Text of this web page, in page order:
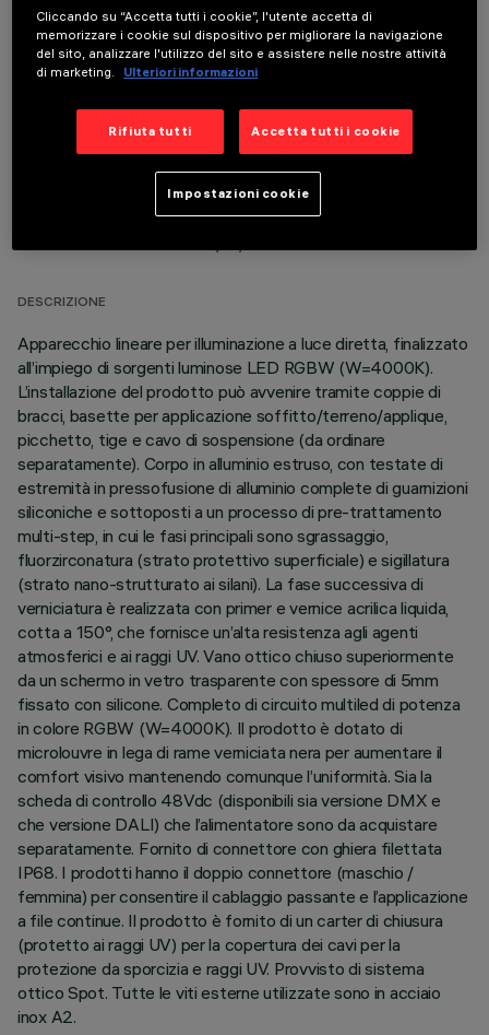
COMPONENTI OPZIONALI
DATI TECNICI
ULTIMO AGGIORNAMENTO: 06/08/2026
DESCRIZIONE
Apparecchio lineare per illuminazione a luce diretta, finalizzato
all’impiego di sorgenti luminose LED RGBW (W=4000K).
L’installazione del prodotto può avvenire tramite coppie di
bracci, basette per applicazione soffitto/terreno/applique,
picchetto, tige e cavo di sospensione (da ordinare
separatamente). Corpo in alluminio estruso, con testate di
estremità in pressofusione di alluminio complete di guarnizioni
siliconiche e sottoposti a un processo di pre-trattamento
multi-step, in cui le fasi principali sono sgrassaggio,
fluorzirconatura (strato protettivo superficiale) e sigillatura
(strato nano-strutturato ai silani). La fase successiva di
verniciatura è realizzata con primer e vernice acrilica liquida,
cotta a 150°, che fornisce un’alta resistenza agli agenti
atmosferici e ai raggi UV. Vano ottico chiuso superiormente
da un schermo in vetro trasparente con spessore di 5mm
fissato con silicone. Completo di circuito multiled di potenza
in colore RGBW (W=4000K). Il prodotto è dotato di
microlouvre in lega di rame verniciata nera per aumentare il
comfort visivo mantenendo comunque l’uniformità. Sia la
scheda di controllo 48Vdc (disponibili sia versione DMX e
che versione DALI) che l’alimentatore sono da acquistare
separatamente. Fornito di connettore con ghiera filettata
IP68. I prodotti hanno il doppio connettore (maschio /
femmina) per consentire il cablaggio passante e l’applicazione
a file continue. Il prodotto è fornito di un carter di chiusura
(protetto ai raggi UV) per la copertura dei cavi per la
protezione da sporcizia e raggi UV. Provvisto di sistema
ottico Spot. Tutte le viti esterne utilizzate sono in acciaio
inox A2.
Cliccando su “Accetta tutti i cookie”, l'utente accetta di
memorizzare i cookie sul dispositivo per migliorare la navigazione
del sito, analizzare l'utilizzo del sito e assistere nelle nostre attività
di marketing.
Ulteriori informazioni
Rifiuta tutti Accetta tutti i cookie
Impostazioni cookie